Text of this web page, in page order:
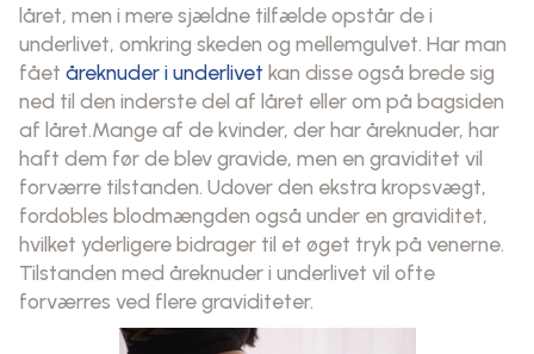
låret, men i mere sjældne tilfælde opstår de i
underlivet, omkring skeden og mellemgulvet. Har man
fået åreknuder i underlivet kan disse også brede sig
ned til den inderste del af låret eller om på bagsiden
af låret.Mange af de kvinder, der har åreknuder, har
haft dem før de blev gravide, men en graviditet vil
forværre tilstanden. Udover den ekstra kropsvægt,
fordobles blodmængden også under en graviditet,
hvilket yderligere bidrager til et øget tryk på venerne.
Tilstanden med åreknuder i underlivet vil ofte
forværres ved flere graviditeter.